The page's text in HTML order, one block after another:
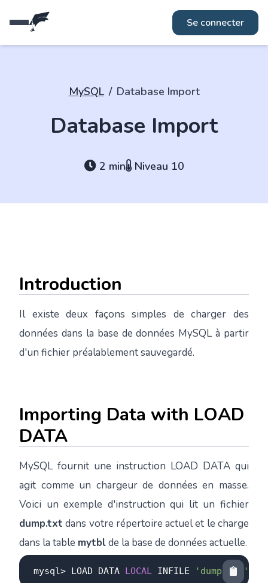
Se connecter
MySQL / Database Import
Database Import
2 min Niveau 10
Introduction
Il existe deux façons simples de charger des
données dans la base de données MySQL à partir
d'un fichier préalablement sauvegardé.
Importing Data with LOAD
DATA
MySQL fournit une instruction LOAD DATA qui
agit comme un chargeur de données en masse.
Voici un exemple d'instruction qui lit un fichier
dump.txt dans votre répertoire actuel et le charge
dans la table mytblde la base de données actuelle.
mysql> LOAD DATA LOCAL INFILE 'dump.txt'